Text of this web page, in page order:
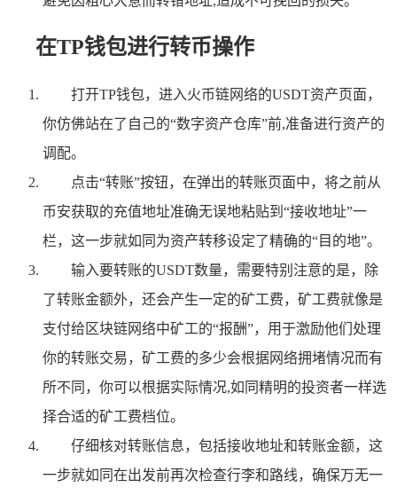
在TP钱包进行转币操作
打开TP钱包，进入火币链网络的USDT资产页面，
你仿佛站在了自己的“数字资产仓库”前,准备进行资产的
调配。
点击“转账”按钮，在弹出的转账页面中，将之前从
币安获取的充值地址准确无误地粘贴到“接收地址”一
栏，这一步就如同为资产转移设定了精确的“目的地”。
输入要转账的USDT数量，需要特别注意的是，除
了转账金额外，还会产生一定的矿工费，矿工费就像是
支付给区块链网络中矿工的“报酬”，用于激励他们处理
你的转账交易，矿工费的多少会根据网络拥堵情况而有
所不同，你可以根据实际情况,如同精明的投资者一样选
择合适的矿工费档位。
仔细核对转账信息，包括接收地址和转账金额，这
一步就如同在出发前再次检查行李和路线，确保万无一